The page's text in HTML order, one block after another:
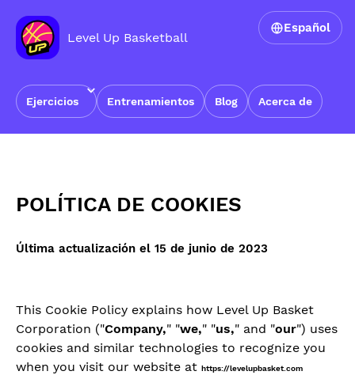
Level Up Basketball
Ejercicios Entrenamientos Blog Acerca de
Español
POLÍTICA DE COOKIES
Última actualización el 15 de junio de 2023
This Cookie Policy explains how Level Up Basket
Corporation ("Company," "we," "us," and "our") uses
cookies and similar technologies to recognize you
when you visit our website at https://levelupbasket.com